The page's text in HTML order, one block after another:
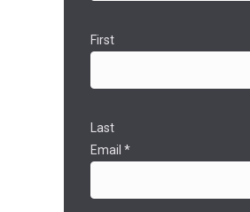
First
Last
Email *